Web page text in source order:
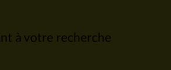
à votre recherche